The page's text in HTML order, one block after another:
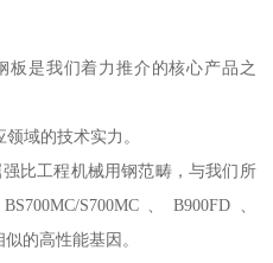
板是我们着力推介的核心产品之
域的技术实力。
比工程机械用钢范畴，与我们所
S700MC、B900FD、
的高性能基因。